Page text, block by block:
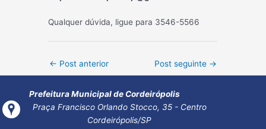
Qualquer dúvida, ligue para 3546-5566
Post
← Post anterior Post seguinte →
Prefeitura Municipal de Cordeirópolis
Praça Francisco Orlando Stocco, 35 - Centro
Cordeirópolis/SP